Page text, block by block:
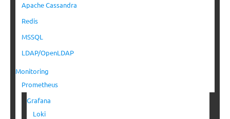
Apache Cassandra
Redis
MSSQL
LDAP/OpenLDAP
Monitoring
Prometheus
Grafana
Loki